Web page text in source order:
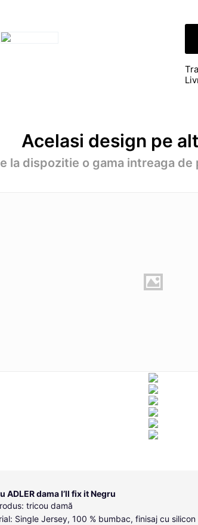
Acelasi design pe
la dispozitie o gama intreaga
ADLER dama I’ll fix it Negru
tricou damă
Single Jersey, 100 % bumbac, finisaj cu silicon